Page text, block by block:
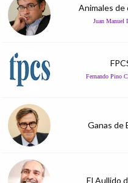
Animales de
Juan Manuel
Fernando Pino
Ganas de
El Aullido